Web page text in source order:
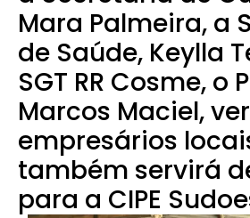
Mara Palmeira, a
de Saúde, Keylla
SGT RR Cosme, o
Marcos Maciel,
empresários
também servirá
para a CIPE